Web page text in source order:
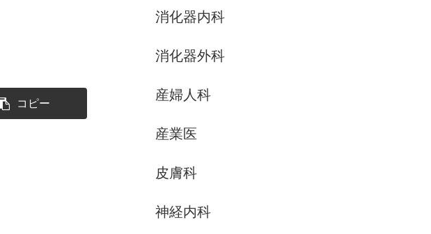
コピー
消化器内科
消化器外科
産婦人科
産業医
皮膚科
神経内科